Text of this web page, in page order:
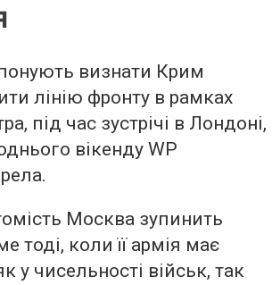
визнати Крим
лінію фронту в рамках
під час зустрічі в Лондоні,
вікенду WP
Москва зупинить
тоді, коли її армія має
у чисельності військ, так